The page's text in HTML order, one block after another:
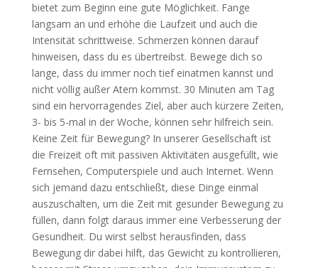
bietet zum Beginn eine gute Möglichkeit. Fange
langsam an und erhöhe die Laufzeit und auch die
Intensität schrittweise. Schmerzen können darauf
hinweisen, dass du es übertreibst. Bewege dich so
lange, dass du immer noch tief einatmen kannst und
nicht völlig außer Atem kommst. 30 Minuten am Tag
sind ein hervorragendes Ziel, aber auch kürzere Zeiten,
3- bis 5-mal in der Woche, können sehr hilfreich sein.
Keine Zeit für Bewegung? In unserer Gesellschaft ist
die Freizeit oft mit passiven Aktivitäten ausgefüllt, wie
Fernsehen, Computerspiele und auch Internet. Wenn
sich jemand dazu entschließt, diese Dinge einmal
auszuschalten, um die Zeit mit gesunder Bewegung zu
füllen, dann folgt daraus immer eine Verbesserung der
Gesundheit. Du wirst selbst herausfinden, dass
Bewegung dir dabei hilft, das Gewicht zu kontrollieren,